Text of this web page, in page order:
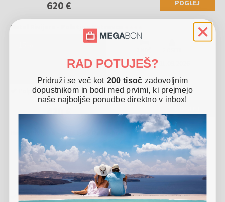
620 € POGLEJ
Hotel Rivijera - Poletje v Petrovcu
26.08.-
495 €
420 €
Polpenzion 1 otrok biva brezplačno
15% 2 OSEBI
01.09.2026
Polpenzion 1 otrok biva brezplačno
RAD POTUJEŠ?
Pridruži se več kot 200 tisoč zadovoljnim
dopustnikom in bodi med prvimi, ki prejmejo
naše najboljše ponudbe direktno v inbox!